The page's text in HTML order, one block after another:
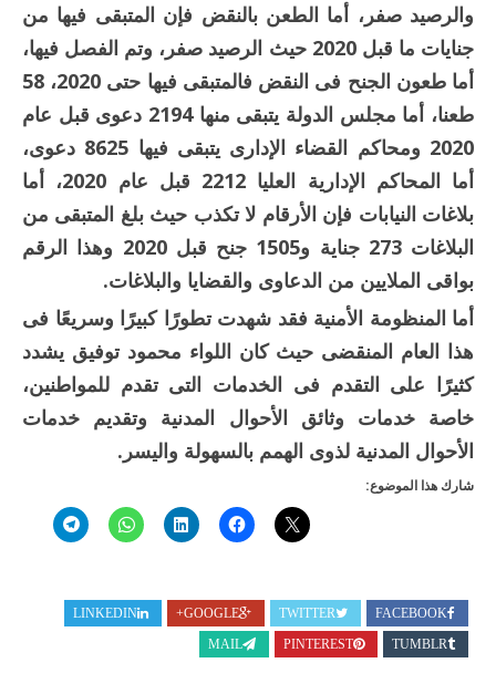
والرصيد صفر، أما الطعن بالنقض فإن المتبقى فيها من
جنايات ما قبل 2020 حيث الرصيد صفر، وتم الفصل فيها،
أما طعون الجنح فى النقض فالمتبقى فيها حتى 2020، 58
طعنا، أما مجلس الدولة يتبقى منها 2194 دعوى قبل عام
2020 ومحاكم القضاء الإدارى يتبقى فيها 8625 دعوى،
أما المحاكم الإدارية العليا 2212 قبل عام 2020، أما
بلاغات النيابات فإن الأرقام لا تكذب حيث بلغ المتبقى من
البلاغات 273 جناية و1505 جنح قبل 2020 وهذا الرقم
بواقى الملايين من الدعاوى والقضايا والبلاغات.
أما المنظومة الأمنية فقد شهدت تطورًا كبيرًا وسريعًا فى
هذا العام المنقضى حيث كان اللواء محمود توفيق يشدد
كثيرًا على التقدم فى الخدمات التى تقدم للمواطنين،
خاصة خدمات وثائق الأحوال المدنية وتقديم خدمات
الأحوال المدنية لذوى الهمم بالسهولة واليسر.
شارك هذا الموضوع:
FACEBOOK
TWITTER
GOOGLE+
LINKEDIN
TUMBLR
PINTEREST
MAIL